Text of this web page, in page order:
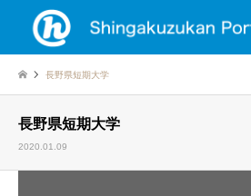
長野県短期大学
長野県短期大学
2020.01.09